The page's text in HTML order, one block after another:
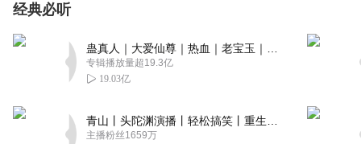
经典必听
专辑播放量超19.3亿
19.03亿
主播粉丝1659万